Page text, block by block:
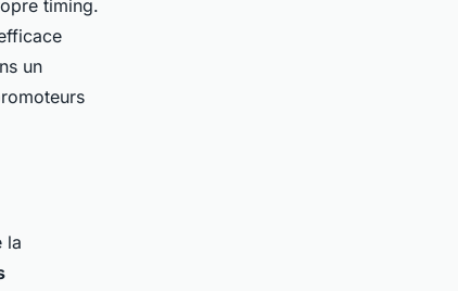
timing.
un
la